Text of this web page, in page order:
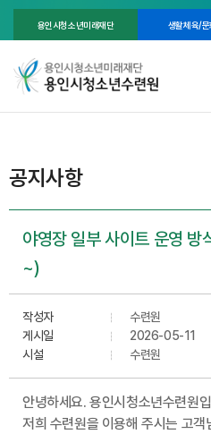
용인시청소년미래재단 생활체육/
공지사항
야영장 일부 사이트 운영 방
~)
작성자
수련원
게시일
2026-05-11
시설
수련원
안녕하세요. 용인시청소년수련원
저희 수련원을 이용해 주시는 고객